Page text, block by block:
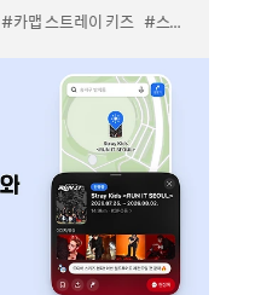
#카맵 스트레이 키즈 #스키즈 콘서트 지도